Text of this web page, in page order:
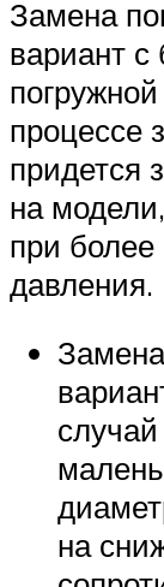
Замена
вариант с
процессе
придется
на
при более
давления.
на